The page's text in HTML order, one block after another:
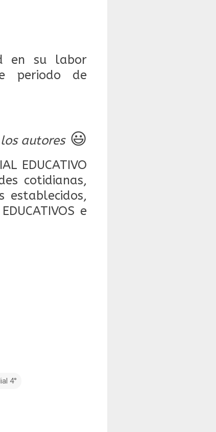
en su labor
periodo de
autores😃
EDUCATIVO
cotidianas,
establecidos,
e
4°